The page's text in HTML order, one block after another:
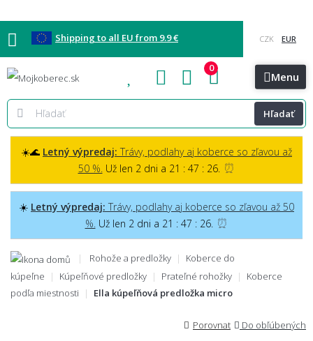
Shipping to all EU from 9.9 €
Blog Kontakt Menu
Hľadať
0
☀️🌊 Letný výpredaj: Trávy, podlahy aj koberce so zľavou až
50 %. Už len 2 dni a 21 : 47 : 25. ⏰
☀️ Letný výpredaj: Trávy, podlahy aj koberce so zľavou až 50
%. Už len 2 dni a 21 : 47 : 25. ⏰
Rohože a predložky
Koberce do
kúpeľne
Kúpeľňové predložky Prateľné rohožky
Koberce
podľa miestnosti
Ella kúpeľňová predložka micro
Porovnat Do obľúbených